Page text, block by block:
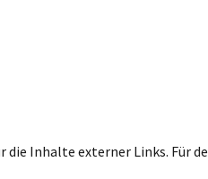
Inhalte externer Links. Für